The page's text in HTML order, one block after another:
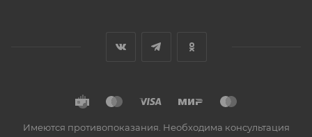
Имеются противопоказания. Необходима консультация